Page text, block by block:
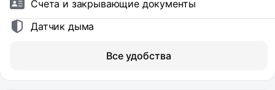
Счета и закрывающие документы
Датчик дыма
Все удобства